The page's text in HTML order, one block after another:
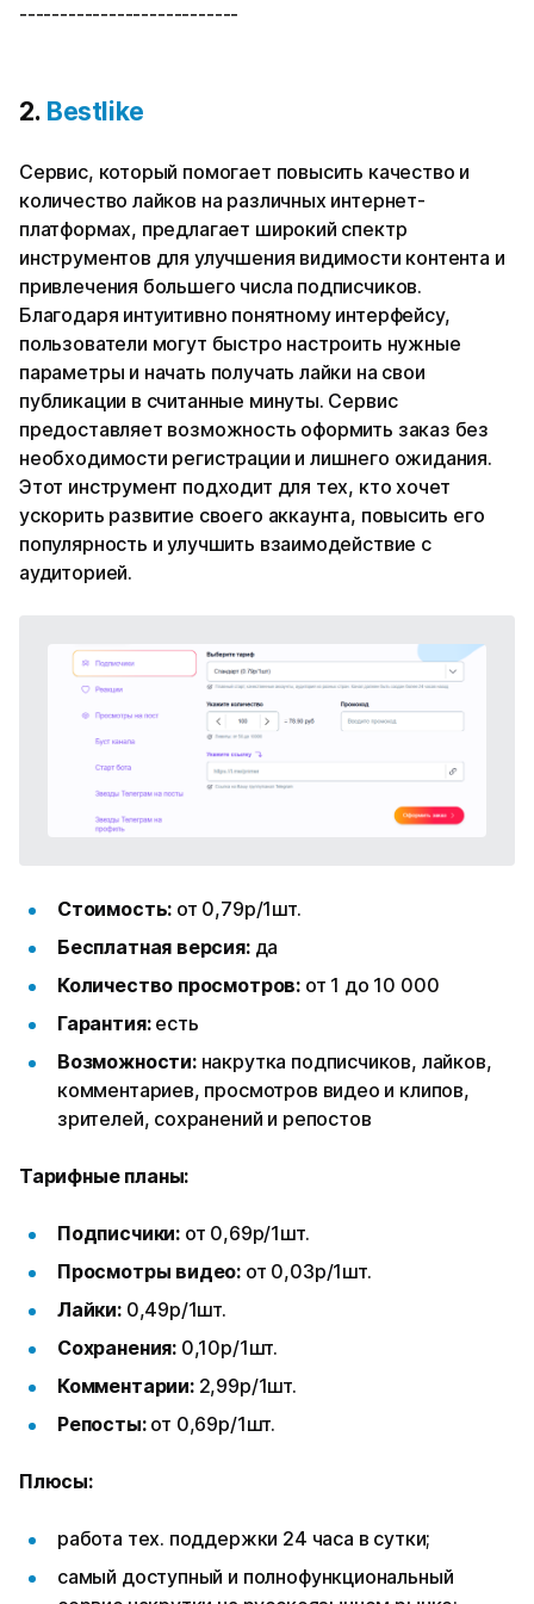
---------------------------
2. Bestlike
Сервис, который помогает повысить качество и
количество лайков на различных интернет-
платформах, предлагает широкий спектр
инструментов для улучшения видимости контента и
привлечения большего числа подписчиков.
Благодаря интуитивно понятному интерфейсу,
пользователи могут быстро настроить нужные
параметры и начать получать лайки на свои
публикации в считанные минуты. Сервис
предоставляет возможность оформить заказ без
необходимости регистрации и лишнего ожидания.
Этот инструмент подходит для тех, кто хочет
ускорить развитие своего аккаунта, повысить его
популярность и улучшить взаимодействие с
аудиторией.
Стоимость: от 0,79р/1шт.
Бесплатная версия: да
Количество просмотров: от 1 до 10 000
Гарантия: есть
Возможности: накрутка подписчиков, лайков,
комментариев, просмотров видео и клипов,
зрителей, сохранений и репостов
Тарифные планы:
Подписчики: от 0,69р/1шт.
Просмотры видео: от 0,03р/1шт.
Лайки: 0,49р/1шт.
Сохранения: 0,10р/1шт.
Комментарии: 2,99р/1шт.
Репосты: от 0,69р/1шт.
Плюсы:
работа тех. поддержки 24 часа в сутки;
самый доступный и полнофункциональный